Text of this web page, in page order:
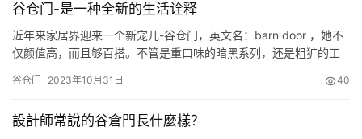
室搭配木质的谷仓门，清新又有格调。可以做单扇，也可以做双扇
对开…
谷仓门-是一种全新的生活诠释
近年来家居界迎来一个新宠儿-谷仓门，英文名：barn door ，她不
仅颜值高，而且够百搭。不管是重口味的暗黑系列，还是粗犷的工
来一扇谷仓门。 这种简单明亮的家里，配一扇谷仓门，似乎给你一
以大胆的发挥你的想象力，诠释你想要的任何一种表达。 如…
谷仓门 2023年10月31日 40
設計師常說的谷倉門長什麼樣？